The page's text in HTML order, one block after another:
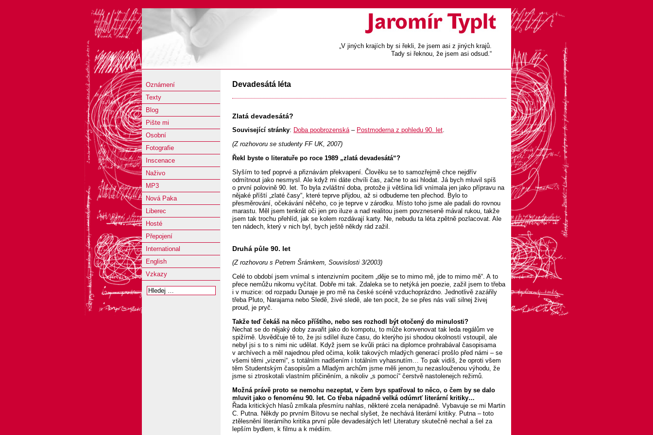
„V jiných krajích by si řekli, že jsem asi z jiných krajů.
Tady si řeknou, že jsem asi odsud.“
Oznámení
Texty
Blog
Pište mi
Osobní
Fotografie
Inscenace
Naživo
MP3
Nová Paka
Liberec
Hosté
Přepojení
International
English
Vzkazy
Devadesátá léta
Zlatá devadesátá?
Související stránky: Doba poobrozenská– Postmoderna z pohledu 90. let.
(Z rozhovoru se studenty FF UK, 2007)
Řekl byste o literatuře po roce 1989 „zlatá devadesátá“?
Slyším to teď poprvé a přiznávám překvapení. Člověku se to samozřejmě chce nejdřív
odmítnout jako nesmysl. Ale když mi dáte chvíli čas, začne to asi hlodat. Já bych mluvil spíš
o první polovině 90. let. To byla zvláštní doba, protože ji většina lidí vnímala jen jako přípravu na
nějaké příští „zlaté časy“, které teprve přijdou, až si odbudeme ten přechod. Bylo to
přesměrování, očekávání něčeho, co je teprve v zárodku. Místo toho jsme ale padali do rovnou
marastu. Měl jsem tenkrát oči jen pro iluze a nad realitou jsem povzneseně mával rukou, takže
jsem tak trochu přehlíd, jak se kolem rozdávají karty. Ne, nebudu ta léta zpětně pozlacovat. Ale
ten nádech, který v nich byl, bych ještě někdy rád zažil.
Druhá půle 90. let
(Z rozhovoru s Petrem Šrámkem, Souvislosti 3/2003)
Celé to období jsem vnímal s intenzivním pocitem „děje se to mimo mě, jde to mimo mě“. A to
přece nemůžu nikomu vyčítat. Dobře mi tak. Zdaleka se to netýká jen poezie, zažil jsem to třeba
i v muzice: od rozpadu Dunaje je pro mě na české scéně vzduchoprázdno. Jednotlivě zazářily
třeba Pluto, Narajama nebo Sledě, živé sledě, ale ten pocit, že se přes nás valí silnej živej
proud, je pryč.
Takže teď čekáš na něco příštího, nebo ses rozhodl být otočený do minulosti?
Nechat se do nějaký doby zavařit jako do kompotu, to může konvenovat tak leda regálům ve
spižírně. Usvědčuje tě to, že jsi sdílel iluze času, do kterýho jsi shodou okolností vstoupil, ale
nebyl jsi s to s nimi nic udělat. Když jsem se kvůli práci na diplomce prohrabával časopisama
v archívech a měl najednou před očima, kolik takových mladých generací prošlo před námi – se
všemi těmi „vizemi“, s totálním nadšením i totálním vyhasnutím… To pak vidíš, že oproti všem
těm Studentským časopisům a Mladým archům jsme měli jenom tu nezaslouženou výhodu, že
jsme si ztroskotali vlastním přičiněním, a nikoliv „s pomocí“ čerstvě nastolenejch režimů.
Možná právě proto se nemohu nezeptat, v čem bys spatřoval to něco, o čem by se dalo
mluvit jako o fenoménu 90. let. Co třeba nápadně velká odúmrť literární kritiky…
Řada kritických hlasů zmlkala přesmíru nahlas, některé zcela nenápadně. Vybavuje se mi Martin
C. Putna. Někdy po prvním Bítovu se nechal slyšet, že nechává literární kritiky. Putna – toto
ztělesnění literárního kritika první půle devadesátých let! Literatury skutečně nechal a šel za
lepším bydlem, k filmu a k médiím.